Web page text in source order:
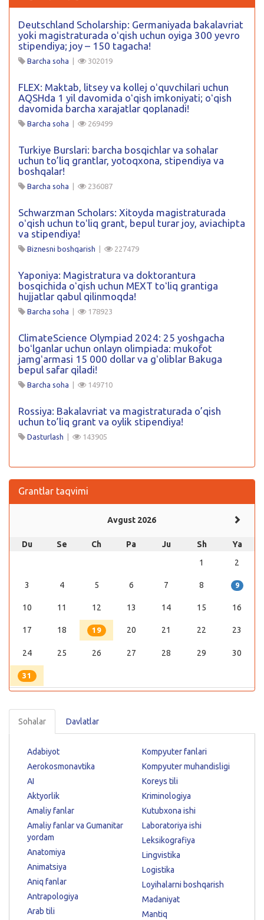
Deutschland Scholarship: Germaniyada bakalavriat
yoki magistraturada oʻqish uchun oyiga 300 yevro
stipendiya; joy – 150 tagacha!
Barcha soha | 302019
FLEX: Maktab, litsey va kollej oʻquvchilari uchun
AQSHda 1 yil davomida oʻqish imkoniyati; oʻqish
davomida barcha xarajatlar qoplanadi!
Barcha soha | 269499
Turkiye Burslari: barcha bosqichlar va sohalar
uchun to’liq grantlar, yotoqxona, stipendiya va
boshqalar!
Barcha soha | 236087
Schwarzman Scholars: Xitoyda magistraturada
oʻqish uchun toʻliq grant, bepul turar joy, aviachipta
va stipendiya!
Biznesni boshqarish | 227479
Yaponiya: Magistratura va doktorantura
bosqichida oʻqish uchun MEXT toʻliq grantiga
hujjatlar qabul qilinmoqda!
Barcha soha | 178923
ClimateScience Olympiad 2024: 25 yoshgacha
boʻlganlar uchun onlayn olimpiada: mukofot
jamgʻarmasi 15 000 dollar va gʻoliblar Bakuga
bepul safar qiladi!
Barcha soha | 149710
Rossiya: Bakalavriat va magistraturada o’qish
uchun to’liq grant va oylik stipendiya!
Dasturlash | 143905
Grantlar taqvimi
Avgust 2026
Du Se Ch Pa Ju Sh
Ya
1
2
3 4 5 6 7 8 9
10 11 12 13 14 15 16
17 18 19 20 21 22 23
24 25 26 27 28 29 30
31
Sohalar Davlatlar
Adabiyot
Aerokosmonavtika
AI
Aktyorlik
Amaliy fanlar
Amaliy fanlar va Gumanitar
yordam
Anatomiya
Animatsiya
Aniq fanlar
Antrapologiya
Arab tili
Kompyuter fanlari
Kompyuter muhandisligi
Koreys tili
Kriminologiya
Kutubxona ishi
Laboratoriya ishi
Leksikografiya
Lingvistika
Logistika
Loyihalarni boshqarish
Madaniyat
Mantiq